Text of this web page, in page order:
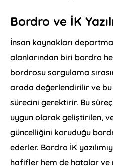
Bordro ve İK
İnsan kaynakları
alanlarından biri bordro
bordrosu sorgulama
arada değerlendirilir ve bu
sürecini gerektirir. Bu
uygun olarak geliştirilen,
güncelliğini koruduğu
ederler. Bordro İK
hafifler hem de hatalar ve